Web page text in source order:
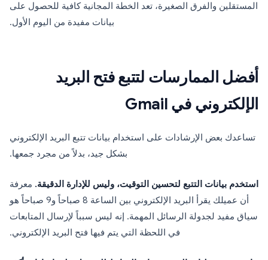
المستقلين والفرق الصغيرة، تعد الخطة المجانية كافية للحصول على
بيانات مفيدة من اليوم الأول.
أفضل الممارسات لتتبع فتح البريد
الإلكتروني في Gmail
تساعدك بعض الإرشادات على استخدام بيانات تتبع البريد الإلكتروني
بشكل جيد، بدلاً من مجرد جمعها.
استخدم بيانات التتبع لتحسين التوقيت، وليس للإدارة الدقيقة. معرفة
أن عميلك يقرأ البريد الإلكتروني بين الساعة 8 صباحاً و9 صباحاً هو
سياق مفيد لجدولة الرسائل المهمة. إنه ليس سبباً لإرسال المتابعات
في اللحظة التي يتم فيها فتح البريد الإلكتروني.